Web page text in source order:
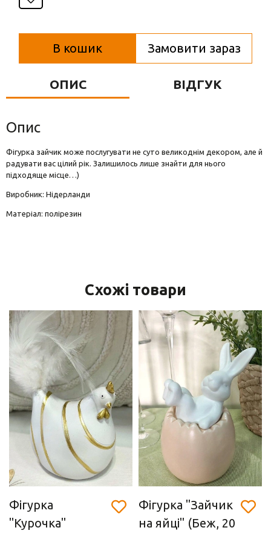
Вази для квітів
Фігурки та статуетки
В кошик Замовити зараз
ОПИС ВІДГУК
Опис
Фігурка зайчик може послугувати не суто великоднім декором, але й
радувати вас цілий рік. Залишилось лише знайти для нього
підходяще місце…)
Виробник: Нідерланди
Матеріал: полірезин
Схожі товари
Фігурка
"Курочка"
Фігурка "Зайчик
на яйці" (Беж, 20